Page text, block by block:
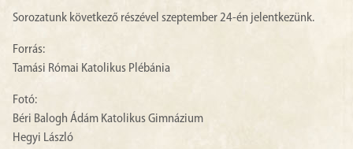
Sorozatunk következő részével szeptember 24-én jelentkezünk.
Forrás:
Tamási Római Katolikus Plébánia
Fotó:
Béri Balogh Ádám Katolikus Gimnázium
Hegyi László